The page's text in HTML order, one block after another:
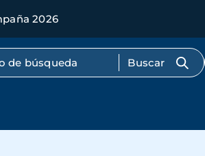
2026
completo